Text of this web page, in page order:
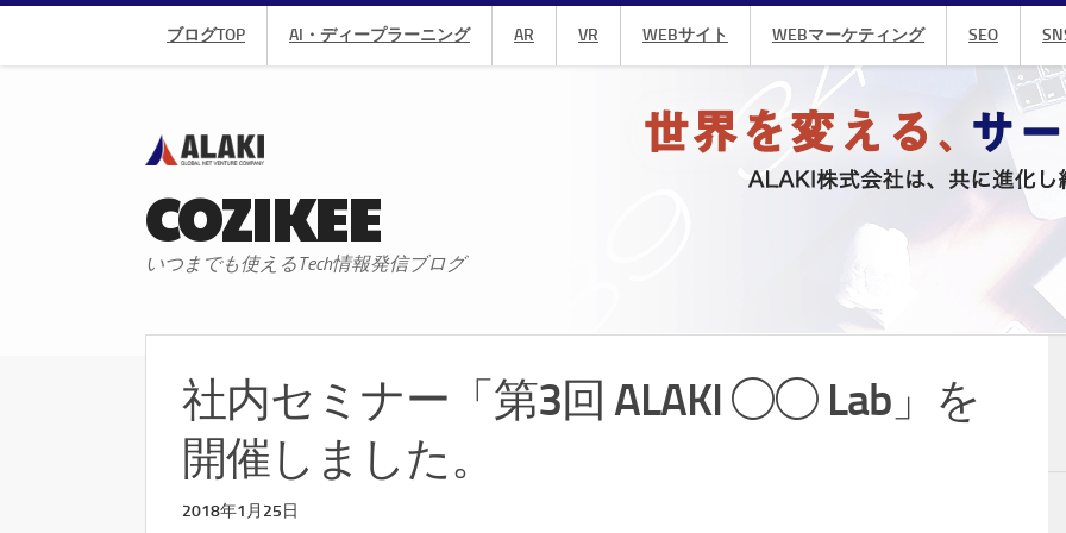
ブログTOP AI・ディープラーニング AR VR WEBサイト WEBマーケティング SEO
COZIKEE
いつまでも使えるTech情報発信ブログ
社内セミナー「第3回 ALAKI ◯◯ Lab」を
開催しました。
2018年1月25日